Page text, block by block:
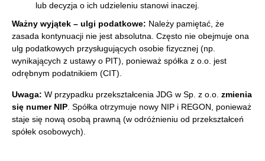
lub decyzja o ich udzieleniu stanowi inaczej.
Ważny wyjątek – ulgi podatkowe: Należy pamiętać, że
zasada kontynuacji nie jest absolutna. Często nie obejmuje ona
ulg podatkowych przysługujących osobie fizycznej (np.
wynikających z ustawy o PIT), ponieważ spółka z o.o. jest
odrębnym podatnikiem (CIT).
Uwaga: W przypadku przekształcenia JDG w Sp. z o.o. zmienia
się numer NIP . Spółka otrzymuje nowy NIP i REGON, ponieważ
staje się nową osobą prawną (w odróżnieniu od przekształceń
spółek osobowych).